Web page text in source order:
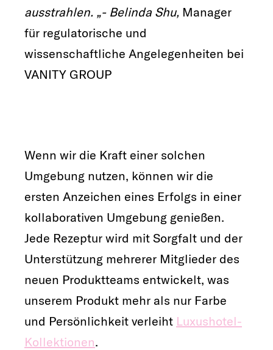
ausstrahlen. „- Belinda Shu, Manager
für regulatorische und
wissenschaftliche Angelegenheiten bei
VANITY GROUP
Wenn wir die Kraft einer solchen
Umgebung nutzen, können wir die
ersten Anzeichen eines Erfolgs in einer
kollaborativen Umgebung genießen.
Jede Rezeptur wird mit Sorgfalt und der
Unterstützung mehrerer Mitglieder des
neuen Produktteams entwickelt, was
unserem Produkt mehr als nur Farbe
und Persönlichkeit verleiht Luxushotel-
Kollektionen.